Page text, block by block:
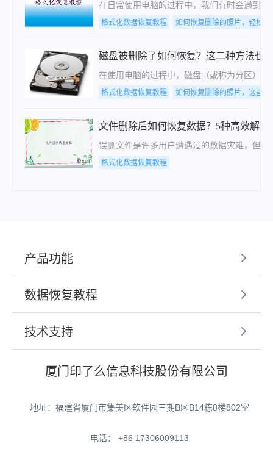
在日常使用电脑的过程中，我们有时会遇到
格式化数据恢复教程 如何恢复删除的照片，轻松解
磁盘被删除了如何恢复？这二种方法也
在使用电脑的过程中，磁盘（或称为分区）
格式化数据恢复教程 如何恢复删除的照片，这些方
文件删除后如何恢复数据？5种高效解
误删文件是许多用户遭遇过的数据灾难，但
格式化数据恢复教程
产品功能
数据恢复教程
技术支持
厦门印了么信息科技股份有限公司
地址：福建省厦门市集美区软件园三期B区B14栋8楼802室
电话： +86 17306009113